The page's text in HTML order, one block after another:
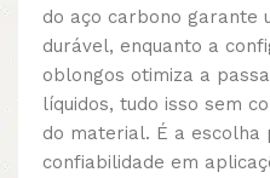
do aço carbono garante
durável, enquanto a
oblongos otimiza a
líquidos, tudo isso sem
do material. É a escolha
confiabilidade em